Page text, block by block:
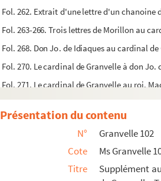
Fol. 262. Extrait d'une lettre d'un chanoine
Fol. 263-266. Trois lettres de Morillon au
Fol. 268. Don Jo. de Idiaques au cardinal
Fol. 270. Le cardinal de Granvelle à don
Fol. 271. Le cardinal de Granvelle au roi.
Fol. 272-276. Don Jo. de Idiaques au
Fol. 278. Le cardinal de Granvelle à don
Fol. 280. Don Jo. de Idiaques au cardinal
Fol. 281. Le cardinal de Granvelle à don
Fol. 282-292. Six lettres de Morillon au
Présentation du contenu
N°
Granvelle 102
Cote
Ms Granvelle
Titre
Supplément